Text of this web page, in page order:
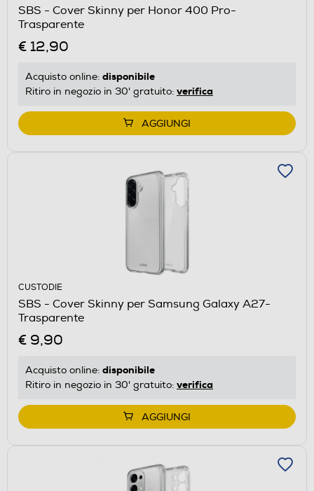
SBS - Cover Skinny per Honor 400 Pro-
Trasparente
€ 12,90
Acquisto online: disponibile
Ritiro in negozio in 30' gratuito: verifica
AGGIUNGI
CUSTODIE
SBS - Cover Skinny per Samsung Galaxy A27-
Trasparente
€ 9,90
Acquisto online: disponibile
Ritiro in negozio in 30' gratuito: verifica
AGGIUNGI